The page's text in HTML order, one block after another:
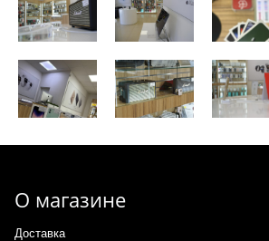
О магазине
Доставка